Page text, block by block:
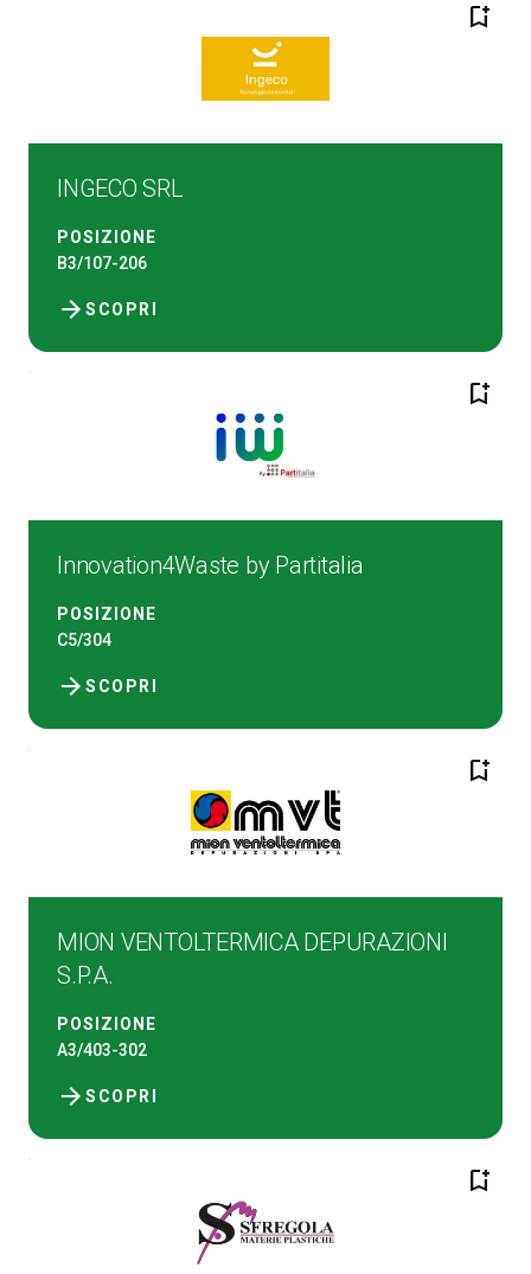
bookmark_add
INGECO SRL
POSIZIONE
B3/107-206
SCOPRI
arrow_forward
bookmark_add
Innovation4Waste by Partitalia
POSIZIONE
C5/304
SCOPRI
arrow_forward
bookmark_add
MION VENTOLTERMICA DEPURAZIONI
S.P.A.
POSIZIONE
A3/403-302
SCOPRI
arrow_forward
bookmark_add